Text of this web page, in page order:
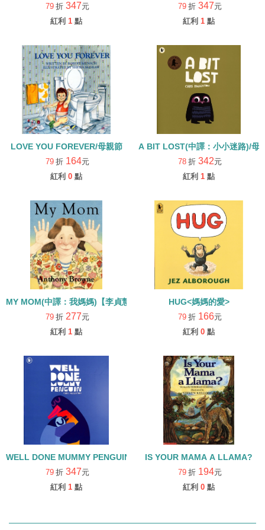
79 折 347元
紅利 1 點
79 折 347元
紅利 1 點
LOVE YOU FOREVER/母親節
79 折 164元
紅利 0 點
A BIT LOST(中譯：小小迷路)/母
78 折 342元
紅利 1 點
MY MOM(中譯：我媽媽)【李貞慧文法力】
79 折 277元
紅利 1 點
HUG<媽媽的愛>
79 折 166元
紅利 0 點
WELL DONE MUMMY PENGUIN/家庭/溫馨/母親節
79 折 347元
紅利 1 點
IS YOUR MAMA A LLAMA?
79 折 194元
紅利 0 點